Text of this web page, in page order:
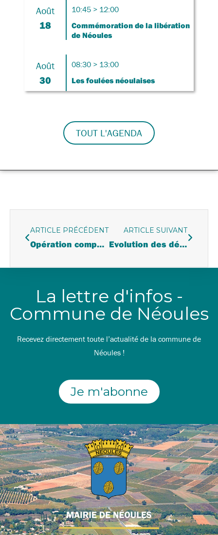
Août
18
10:45 > 12:00
Commémoration de la libération
de Néoules
Août
30
08:30 > 13:00
Les foulées néoulaises
TOUT L'AGENDA
ARTICLE PRÉCÉDENT
Opération composteur drive
ARTICLE SUIVANT
Evolution des déchèterie en Provence verte | Enquête en ligne
La lettre d'infos -
Commune de Néoules
Recevez directement toute l’actualité de la commune de
Néoules !
Je m'abonne